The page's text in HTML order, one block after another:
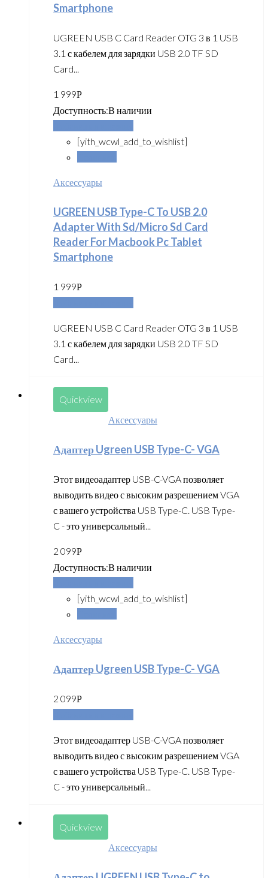
Smartphone
UGREEN USB C Card Reader OTG 3 в 1 USB
3.1 с кабелем для зарядки USB 2.0 TF SD
Card...
1 999Р
Доступность:В наличии
[yith_wcwl_add_to_wishlist]
Аксессуары
UGREEN USB Type-C To USB 2.0
Adapter With Sd/Micro Sd Card
Reader For Macbook Pc Tablet
Smartphone
1 999Р
UGREEN USB C Card Reader OTG 3 в 1 USB
3.1 с кабелем для зарядки USB 2.0 TF SD
Card...
Quickview
Аксессуары
Адаптер Ugreen USB Type-C- VGA
Этот видеоадаптер USB-C-VGA позволяет
выводить видео с высоким разрешением VGA
с вашего устройства USB Type-C. USB Type-
C - это универсальный...
2 099Р
Доступность:В наличии
[yith_wcwl_add_to_wishlist]
Аксессуары
Адаптер Ugreen USB Type-C- VGA
2 099Р
Этот видеоадаптер USB-C-VGA позволяет
выводить видео с высоким разрешением VGA
с вашего устройства USB Type-C. USB Type-
C - это универсальный...
Quickview
Аксессуары